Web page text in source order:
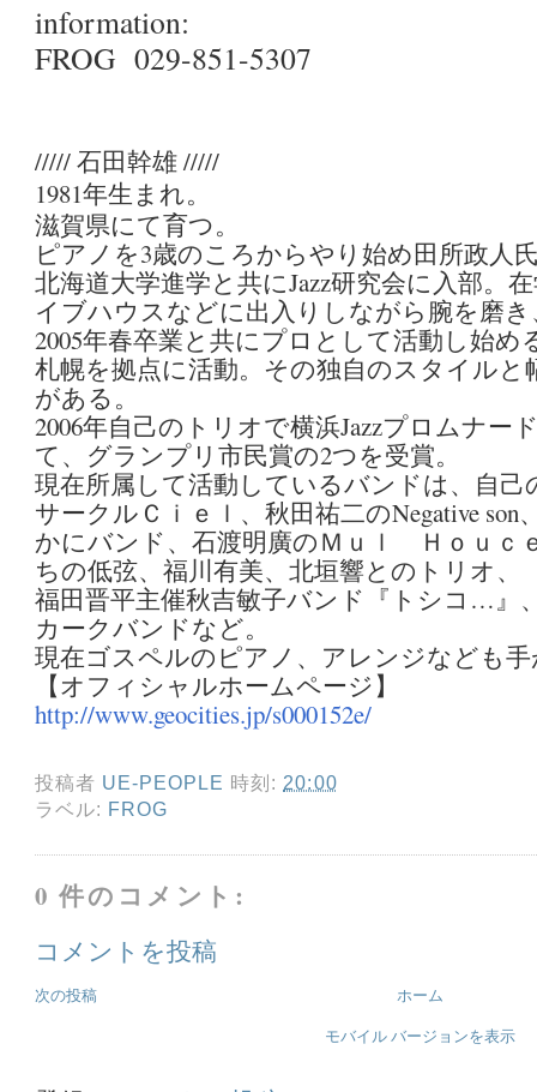
information:
FROG 029-851-5307
///// 石田幹雄 /////
1981年生まれ。
滋賀県にて育つ。
ピアノを3歳のころからやり始め田所政人
北海道大学進学と共にJazz研究会に入部。
イブハウスなどに出入りしながら腕を磨き
2005年春卒業と共にプロとして活動し始め
札幌を拠点に活動。その独自のスタイル
がある。
2006年自己のトリオで横浜Jazzプロムナー
て、グランプリ市民賞の2つを受賞。
現在所属して活動しているバンドは、自
サークルＣｉｅｌ、秋田祐二のNegative son
かにバンド、石渡明廣のＭｕｌ Ｈｏｕｃ
ちの低弦、福川有美、北垣響とのトリオ、
福田晋平主催秋吉敏子バンド『トシコ…』
カークバンドなど。
現在ゴスペルのピアノ、アレンジなども
【オフィシャルホームページ】
http://www.geocities.jp/s000152e/
投稿者 UE-PEOPLE 時刻: 20:00
ラベル: FROG
0 件のコメント:
コメントを投稿
次の投稿
ホーム
モバイル バージョンを表示